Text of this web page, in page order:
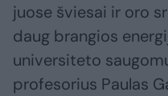
juose šviesai ir oro
daug brangios
universiteto
profesorius Paulas